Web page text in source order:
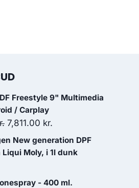
Freestyle 9" Multimedia
/ Carplay
Den
oprindelige
pris
11,999.00 kr..
7,811.00 kr.
aktuelle
pris
7,811.00 kr..
New generation DPF
Moly, i 1l dunk
- 400 ml.